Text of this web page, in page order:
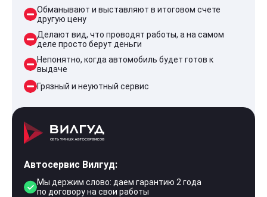
Обманывают и выставляют в итоговом счете
другую цену
Делают вид, что проводят работы, а на самом
деле просто берут деньги
Непонятно, когда автомобиль будет готов к
выдаче
Грязный и неуютный сервис
Автосервис Вилгуд:
Мы держим слово: даем гарантию 2 года
по договору на свои работы